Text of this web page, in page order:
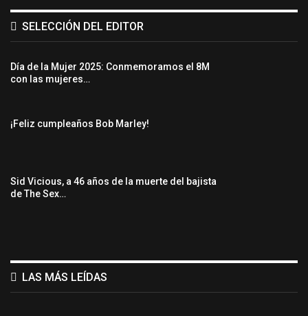
SELECCIÓN DEL EDITOR
Día de la Mujer 2025: Conmemoramos el 8M
con las mujeres…
¡Feliz cumpleaños Bob Marley!
Sid Vicious, a 46 años de la muerte del bajista
de The Sex…
LAS MÁS LEÍDAS